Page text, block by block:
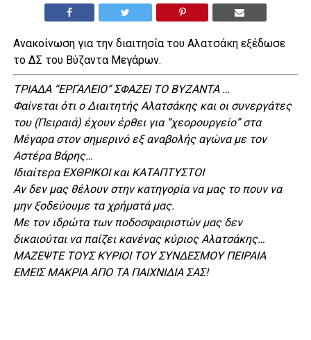
Ανακοίνωση για την διαιτησία του Αλατσάκη εξέδωσε
το ΔΣ του Βύζαντα Μεγάρων.
ΤΡΙΑΔΑ “ΕΡΓΑΛΕΙΟ” ΣΦΑΖΕΙ ΤΟ ΒΥΖΑΝΤΑ …
Φαίνεται ότι ο Διαιτητής Αλατσάκης και οι συνεργάτες
του (Πειραιά) έχουν έρθει για “χεορουργείο” στα
Μέγαρα στον σημερινό εξ αναβολής αγώνα με τον
Αστέρα Βάρης…
Ιδιαίτερα ΕΧΘΡΙΚΟΙ και ΚΑΤΑΠΤΥΣΤΟΙ
Αν δεν μας θέλουν στην κατηγορία να μας το πουν να
μην ξοδεύουμε τα χρήματά μας.
Με τον ιδρώτα των ποδοσφαιριστών μας δεν
δικαιούται να παίζει κανένας κύριος Αλατσάκης…
ΜΑΖΕΨΤΕ ΤΟΥΣ ΚΥΡΙΟΙ ΤΟΥ ΣΥΝΔΕΣΜΟΥ ΠΕΙΡΑΙΑ
ΕΜΕΙΣ ΜΑΚΡΙΑ ΑΠΟ ΤΑ ΠΑΙΧΝΙΔΙΑ ΣΑΣ!